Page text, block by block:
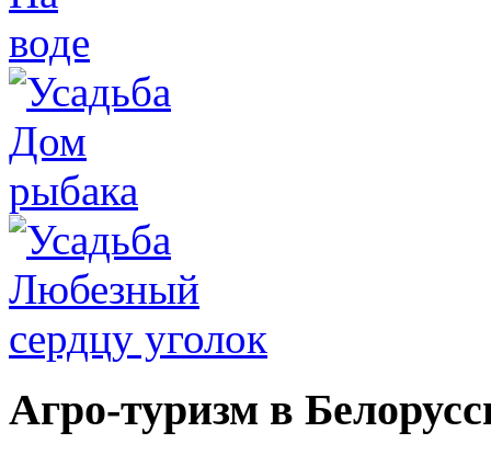
Агро-туризм в